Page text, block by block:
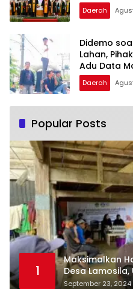
Daerah
Didemo
Lahan,
Adu Data
Daerah
Popular Posts
1
Maksimalkan
Desa Lamosila,
Bantuan Alat
September 23, 2024